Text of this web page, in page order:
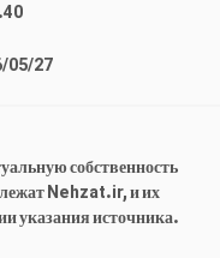
05/27
собственность
Nehzat.ir, и их
указания источника.